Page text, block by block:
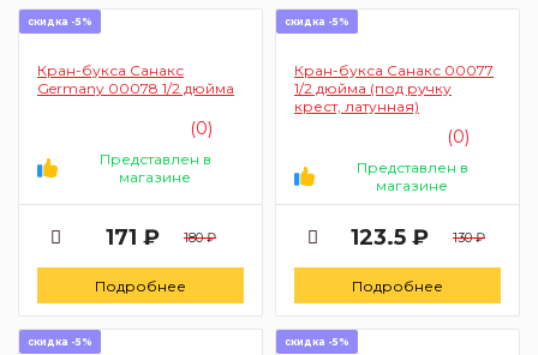
скидка -5%
Кран-букса Санакс
Germany 00078 1/2 дюйма
(0)
Представлен в
магазине
171 ₽ 180 ₽
Подробнее
скидка -5%
Кран-букса Санакс 00077
1/2 дюйма (под ручку
крест, латунная)
(0)
Представлен в
магазине
123.5 ₽ 130 ₽
Подробнее
скидка -5% скидка -5%